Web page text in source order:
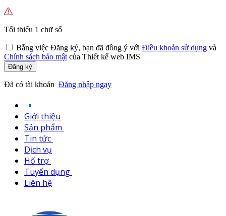
Tối thiểu 1 chữ số
Bằng việc Đăng ký, bạn đã đồng ý với Điều khoản sử dụng và
Chính sách bảo mật của Thiết kế web IMS
Đăng ký
Đã có tài khoản Đăng nhập ngay
Giới thiệu
Sản phẩm
Tin tức
Dịch vụ
Hổ trợ
Tuyển dụng
Liên hệ